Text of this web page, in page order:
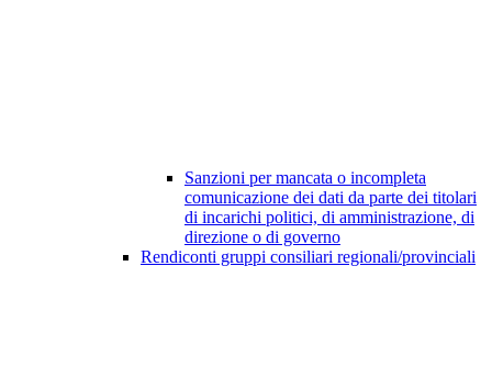
Sanzioni per mancata o incompleta
comunicazione dei dati da parte dei titolari
di incarichi politici, di amministrazione, di
direzione o di governo
Rendiconti gruppi consiliari regionali/provinciali